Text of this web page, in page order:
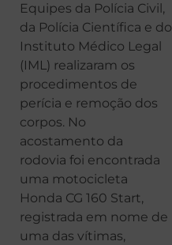
Equipes da Polícia Civil,
da Polícia Científica e do
Instituto Médico Legal
(IML) realizaram os
procedimentos de
perícia e remoção dos
corpos. No
acostamento da
rodovia foi encontrada
uma motocicleta
Honda CG 160 Start,
registrada em nome de
uma das vítimas,